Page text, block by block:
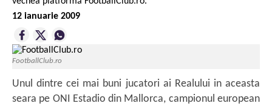
12 ianuarie 2009
FootballClub.ro
Unul dintre cei mai buni jucatori ai Realului in aceasta
seara pe ONI Estadio din Mallorca, campionul european